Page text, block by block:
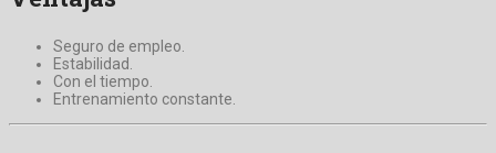
Seguro de empleo.
Estabilidad.
Con el tiempo.
Entrenamiento constante.